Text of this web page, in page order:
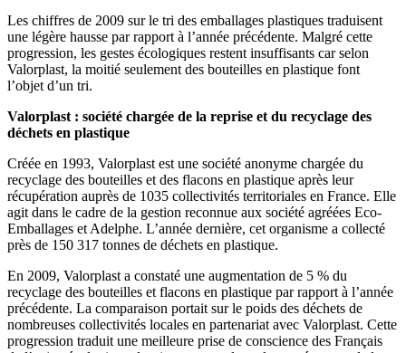
Les chiffres de 2009 sur le tri des emballages plastiques traduisent
une légère hausse par rapport à l’année précédente. Malgré cette
progression, les gestes écologiques restent insuffisants car selon
Valorplast, la moitié seulement des bouteilles en plastique font
l’objet d’un tri.
Valorplast : société chargée de la reprise et du recyclage des
déchets en plastique
Créée en 1993, Valorplast est une société anonyme chargée du
recyclage des bouteilles et des flacons en plastique après leur
récupération auprès de 1035 collectivités territoriales en France. Elle
agit dans le cadre de la gestion reconnue aux société agréées Eco-
Emballages et Adelphe. L’année dernière, cet organisme a collecté
près de 150 317 tonnes de déchets en plastique.
En 2009, Valorplast a constaté une augmentation de 5 % du
recyclage des bouteilles et flacons en plastique par rapport à l’année
précédente. La comparaison portait sur le poids des déchets de
nombreuses collectivités locales en partenariat avec Valorplast. Cette
progression traduit une meilleure prise de conscience des Français